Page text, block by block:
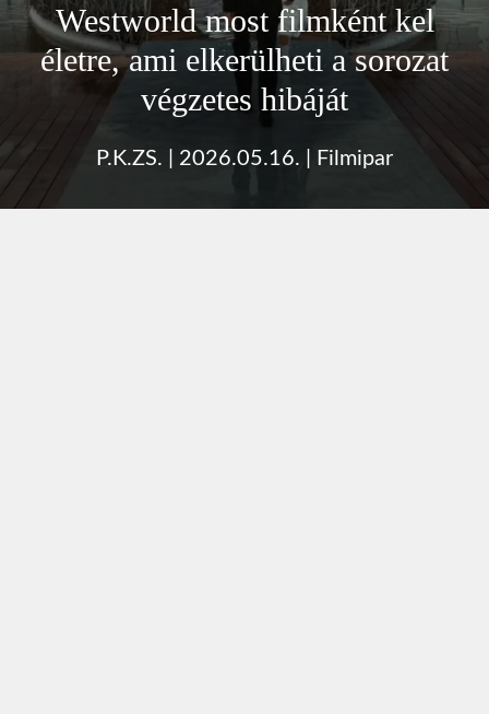
Westworld most filmként kel
életre, ami elkerülheti a sorozat
végzetes hibáját
P.K.ZS. 2026.05.16. Filmipar